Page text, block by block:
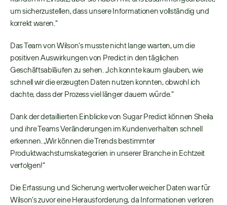
um sicherzustellen, dass unsere Informationen vollständig und
korrekt waren.“
Das Team von Wilson’s musste nicht lange warten, um die
positiven Auswirkungen von Predict in den täglichen
Geschäftsabläufen zu sehen. „Ich konnte kaum glauben, wie
schnell wir die erzeugten Daten nutzen konnten, obwohl ich
dachte, dass der Prozess viel länger dauern würde.“
Dank der detaillierten Einblicke von Sugar Predict können Sheila
und ihre Teams Veränderungen im Kundenverhalten schnell
erkennen. „Wir können die Trends bestimmter
Produktwachstumskategorien in unserer Branche in Echtzeit
verfolgen!“
Die Erfassung und Sicherung wertvoller weicher Daten war für
Wilson’s zuvor eine Herausforderung, da Informationen verloren